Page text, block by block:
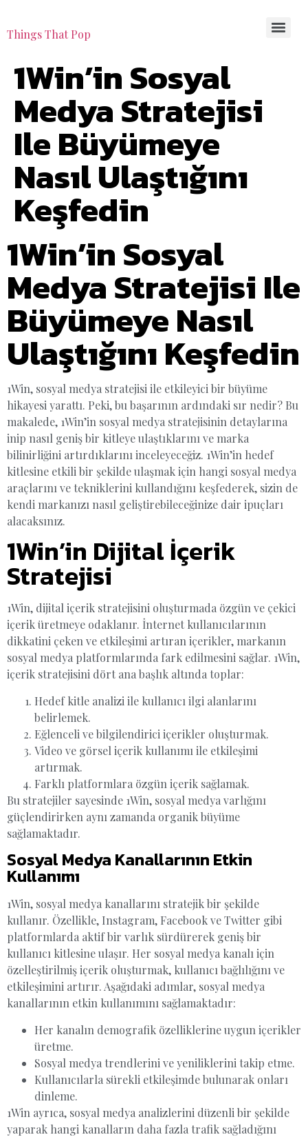
Things That Pop
1Win’in Sosyal
Medya Stratejisi
Ile Büyümeye
Nasıl Ulaştığını
Keşfedin
1Win’in Sosyal
Medya Stratejisi Ile
Büyümeye Nasıl
Ulaştığını Keşfedin
1Win, sosyal medya stratejisi ile etkileyici bir büyüme
hikayesi yarattı. Peki, bu başarının ardındaki sır nedir? Bu
makalede, 1Win’in sosyal medya stratejisinin detaylarına
inip nasıl geniş bir kitleye ulaştıklarını ve marka
bilinirliğini artırdıklarını inceleyeceğiz. 1Win’in hedef
kitlesine etkili bir şekilde ulaşmak için hangi sosyal medya
araçlarını ve tekniklerini kullandığını keşfederek, sizin de
kendi markanızı nasıl geliştirebileceğinize dair ipuçları
alacaksınız.
1Win’in Dijital İçerik
Stratejisi
1Win, dijital içerik stratejisini oluşturmada özgün ve çekici
içerik üretmeye odaklanır. İnternet kullanıcılarının
dikkatini çeken ve etkileşimi artıran içerikler, markanın
sosyal medya platformlarında fark edilmesini sağlar. 1Win,
içerik stratejisini dört ana başlık altında toplar:
Hedef kitle analizi ile kullanıcı ilgi alanlarını
belirlemek.
Eğlenceli ve bilgilendirici içerikler oluşturmak.
Video ve görsel içerik kullanımı ile etkileşimi
artırmak.
Farklı platformlara özgün içerik sağlamak.
Bu stratejiler sayesinde 1Win, sosyal medya varlığını
güçlendirirken aynı zamanda organik büyüme
sağlamaktadır.
Sosyal Medya Kanallarının Etkin
Kullanımı
1Win, sosyal medya kanallarını stratejik bir şekilde
kullanır. Özellikle, Instagram, Facebook ve Twitter gibi
platformlarda aktif bir varlık sürdürerek geniş bir
kullanıcı kitlesine ulaşır. Her sosyal medya kanalı için
özelleştirilmiş içerik oluşturmak, kullanıcı bağlılığını ve
etkileşimini artırır. Aşağıdaki adımlar, sosyal medya
kanallarının etkin kullanımını sağlamaktadır:
Her kanalın demografik özelliklerine uygun içerikler
üretme.
Sosyal medya trendlerini ve yeniliklerini takip etme.
Kullanıcılarla sürekli etkileşimde bulunarak onları
dinleme.
1Win ayrıca, sosyal medya analizlerini düzenli bir şekilde
yaparak hangi kanalların daha fazla trafik sağladığını